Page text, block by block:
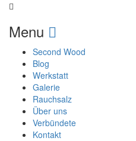
Menu
Second Wood
Blog
Werkstatt
Galerie
Rauchsalz
Über uns
Verbündete
Kontakt